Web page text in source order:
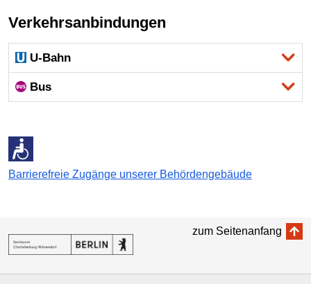
Verkehrsanbindungen
U-Bahn
Bus
Barrierefreie Zugänge unserer Behördengebäude
zum Seitenanfang